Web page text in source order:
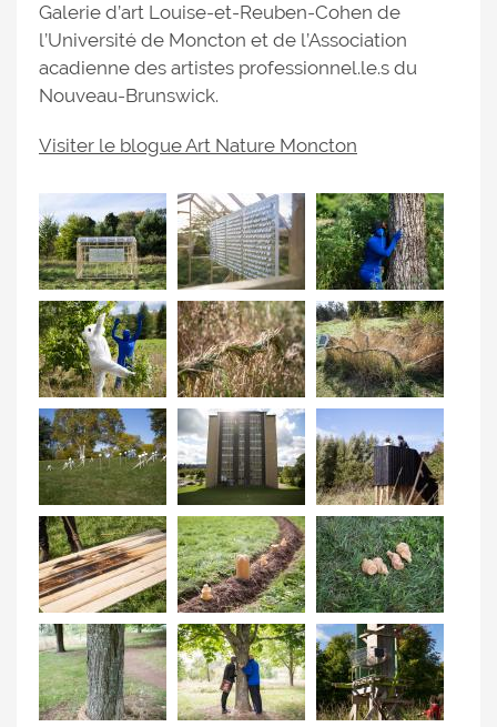
Galerie d’art Louise-et-Reuben-Cohen de
l’Université de Moncton et de l’Association
acadienne des artistes professionnel.le.s du
Nouveau-Brunswick.
Visiter le blogue Art Nature Moncton